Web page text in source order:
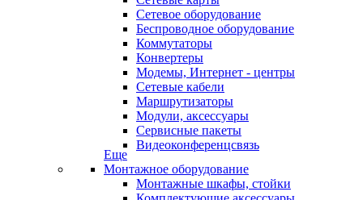
Сетевое оборудование
Беспроводное оборудование
Коммутаторы
Конвертеры
Модемы, Интернет - центры
Сетевые кабели
Маршрутизаторы
Модули, аксессуары
Сервисные пакеты
Видеоконференцсвязь
Еще
Монтажное оборудование
Монтажные шкафы, стойки